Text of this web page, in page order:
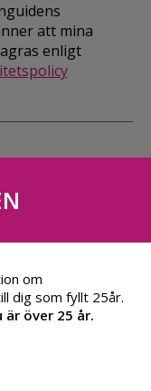
att mina
enligt
om
dig som fyllt 25år.
över 25 år.